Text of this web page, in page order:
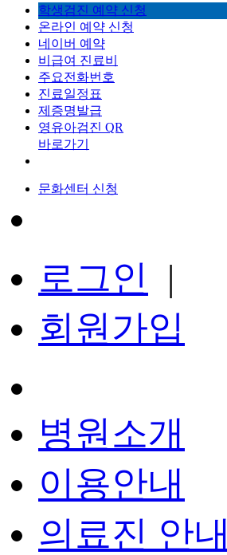
학생검진 예약 신청
온라인 예약 신청
네이버 예약
비급여 진료비
주요전화번호
진료일정표
제증명발급
영유아검진 QR
바로가기
문화센터 신청
로그인
|
회원가입
병원소개
이용안내
의료진 안내